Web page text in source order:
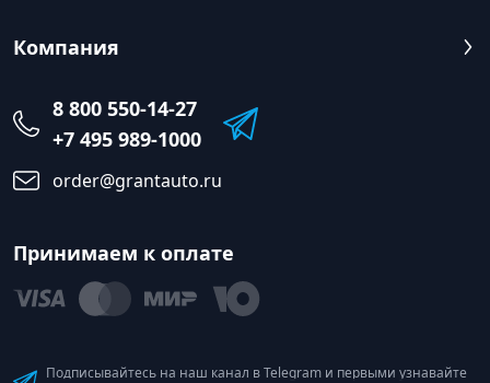
Компания
8 800 550-14-27
+7 495 989-1000
order@grantauto.ru
Принимаем к оплате
Подписывайтесь на наш канал в Telegram и первыми узнавайте